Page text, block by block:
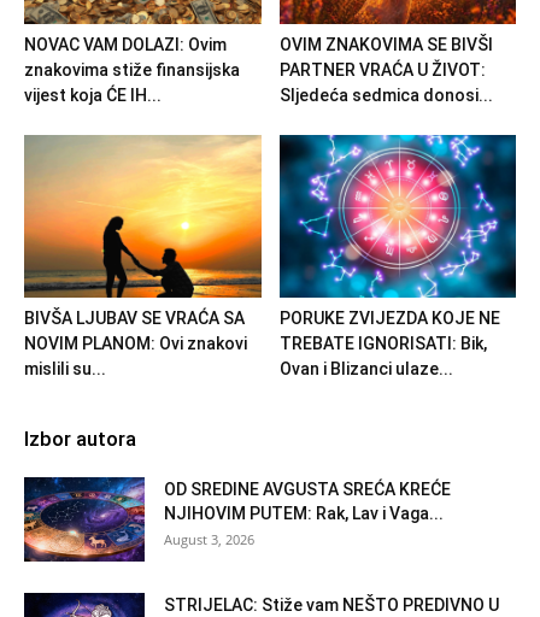
NOVAC VAM DOLAZI: Ovim
znakovima stiže finansijska
vijest koja ĆE IH...
OVIM ZNAKOVIMA SE BIVŠI
PARTNER VRAĆA U ŽIVOT:
Sljedeća sedmica donosi...
BIVŠA LJUBAV SE VRAĆA SA
NOVIM PLANOM: Ovi znakovi
mislili su...
PORUKE ZVIJEZDA KOJE NE
TREBATE IGNORISATI: Bik,
Ovan i Blizanci ulaze...
Izbor autora
OD SREDINE AVGUSTA SREĆA KREĆE
NJIHOVIM PUTEM: Rak, Lav i Vaga...
August 3, 2026
STRIJELAC: Stiže vam NEŠTO PREDIVNO U